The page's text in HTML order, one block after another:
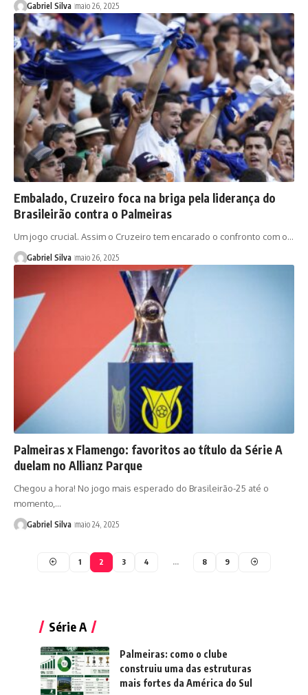
Gabriel Silva maio 26, 2025
Embalado, Cruzeiro foca na briga pela liderança do
Brasileirão contra o Palmeiras
Um jogo crucial. Assim o Cruzeiro tem encarado o confronto com o…
Gabriel Silva maio 26, 2025
Palmeiras x Flamengo: favoritos ao título da Série A
duelam no Allianz Parque
Chegou a hora! No jogo mais esperado do Brasileirão-25 até o
momento,…
Gabriel Silva maio 24, 2025
1 2 3 4 … 8 9
Série A
Palmeiras: como o clube
construiu uma das estruturas
mais fortes da América do Sul